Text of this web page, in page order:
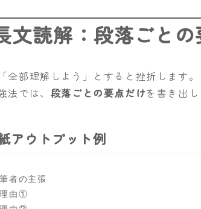
読解：段落ごとの
全部理解しよう」とすると挫折します。
法では、 段落ごとの要点だけを書き出し
アウトプット例
者の主張
由①